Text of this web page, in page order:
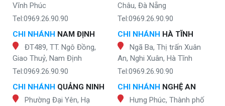
Vĩnh Phúc
Tel:0969.26.90.90
CHI NHÁNH NAM ĐỊNH
ĐT489, TT. Ngô Đồng,
Giao Thuỷ, Nam Định
Tel:0969.26.90.90
CHI NHÁNH QUẢNG NINH
Phường Đại Yên, Hạ
Châu, Đà Nẵng
Tel:0969.26.90.90
CHI NHÁNH HÀ TĨNH
Ngã Ba, Thị trấn Xuân
An, Nghi Xuân, Hà Tĩnh
Tel:0969.26.90.90
CHI NHÁNH NGHỆ AN
Hưng Phúc, Thành phố